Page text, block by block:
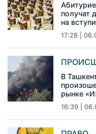
получат
на
17:28 |
В
рынке
16:39 |